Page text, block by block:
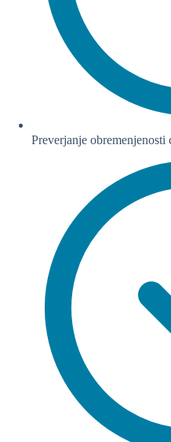
Preverjanje